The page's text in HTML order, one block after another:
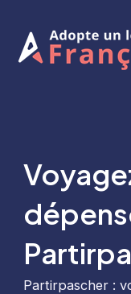
contenu
Partirpascher :